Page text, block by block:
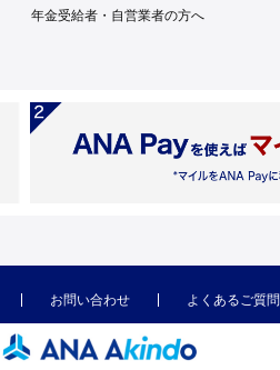
年金受給者・自営業者の方へ
お問い合わせ よくあるご質問